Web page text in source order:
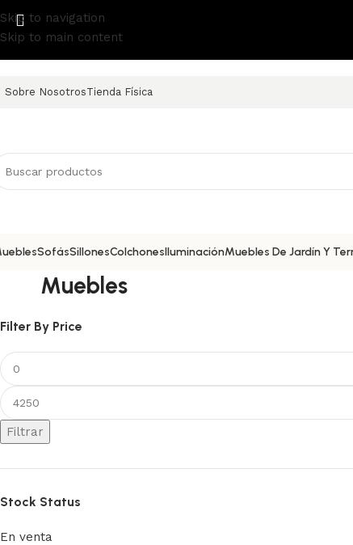
Skip to navigation
Skip to main content
Sobre NosotrosTienda Física
SofásSillonesColchonesIluminaciónMuebles De Jardín Y
Muebles
Filter By Price
Filtrar
Stock Status
En venta